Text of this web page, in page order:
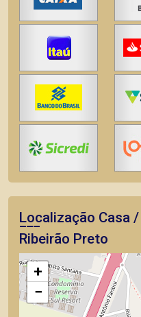
Localização Casa
Ribeirão Preto
+
−